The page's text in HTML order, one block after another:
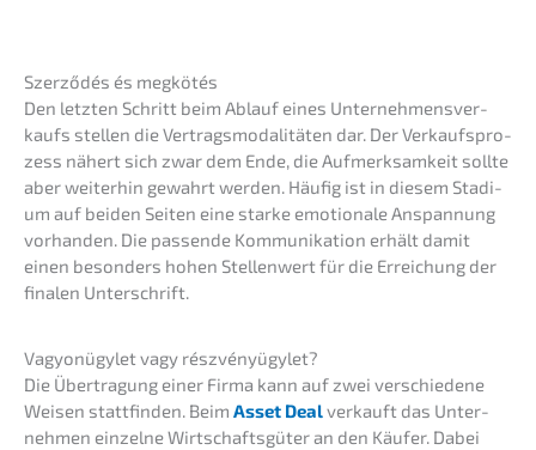
Szerző­dés és megkötés
Den letzten Schritt beim Ablauf eines Unter­neh­mens­ver­
kaufs stellen die Vertrags­mo­da­li­tä­ten dar. Der Verkaufs­pro­
zess nähert sich zwar dem Ende, die Aufmerk­sam­keit sollte
aber weiter­hin gewahrt werden. Häufig ist in diesem Stadi­
um auf beiden Seiten eine starke emotio­na­le Anspan­nung
vorhan­den. Die passen­de Kommu­ni­ka­ti­on erhält damit
einen beson­ders hohen Stellen­wert für die Errei­chung der
finalen Unterschrift.
Vagyonü­gyl­et vagy részvényügylet?
Die Übertra­gung einer Firma kann auf zwei verschie­de­ne
Weisen statt­fin­den. Beim Asset Dealverkauft das Unter­
neh­men einzel­ne Wirtschafts­gü­ter an den Käufer. Dabei